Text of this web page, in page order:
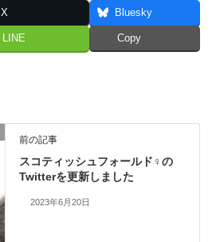
X Bluesky
LINE Copy
前の記事
スコティッシュフォールド♀の
Twitterを更新しました
2023年6月20日